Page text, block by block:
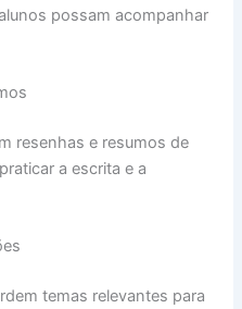
possam acompanhar
resenhas e resumos de
a escrita e a
temas relevantes para